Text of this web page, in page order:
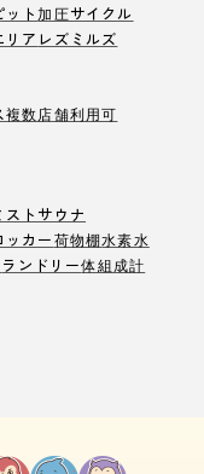
ット加圧サイクル
リア レズミルズ
複数店舗利用可
ストサウナ
ッカー荷物棚水素水
ランドリー体組成計